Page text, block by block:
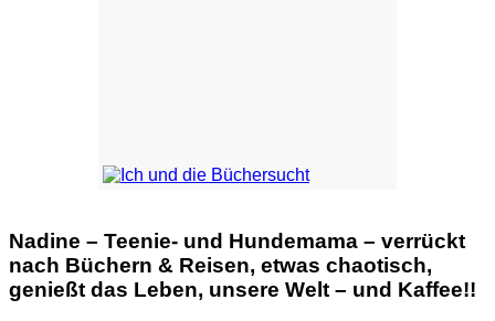
Nadine – Teenie- und Hundemama – verrückt
nach Büchern & Reisen, etwas chaotisch,
genießt das Leben, unsere Welt – und Kaffee!!